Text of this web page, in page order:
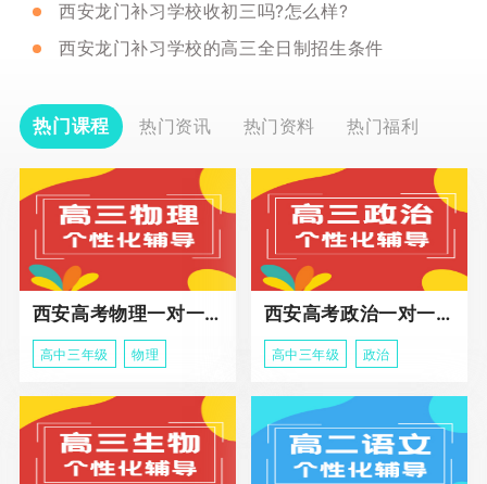
西安龙门补习学校收初三吗?怎么样?
西安龙门补习学校的高三全日制招生条件
热门课程 热门资讯 热门资料 热门福利
西安高考物理一对一辅导课程
高中三年级 物理
西安高考政治一对一辅导课程
高中三年级 政治